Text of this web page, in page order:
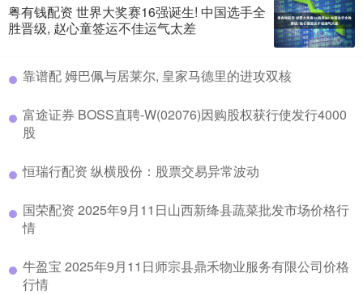
粤有钱配资 世界大奖赛16强诞生! 中国选手全
胜晋级, 赵心童签运不佳运气太差
​靠谱配 姆巴佩与居莱尔, 皇家马德里的进攻双核
​富途证券 BOSS直聘-W(02076)因购股权获行使发行4000
股
​恒瑞行配资 纵横股份：股票交易异常波动
​国荣配资 2025年9月11日山西新绛县蔬菜批发市场价格行
情
​牛盈宝 2025年9月11日师宗县鼎禾物业服务有限公司价格
行情